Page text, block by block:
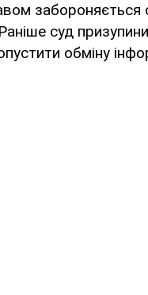
забороняється
суд
обміну